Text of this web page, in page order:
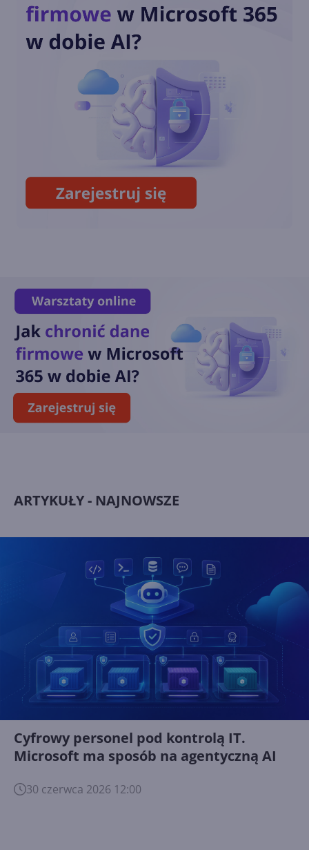
ARTYKUŁY - NAJNOWSZE
Cyfrowy personel pod kontrolą IT.
Microsoft ma sposób na agentyczną AI
30 czerwca 2026 12:00